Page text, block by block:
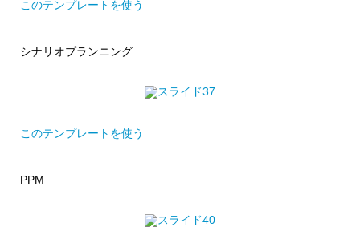
このテンプレートを使う
シナリオプランニング
このテンプレートを使う
PPM